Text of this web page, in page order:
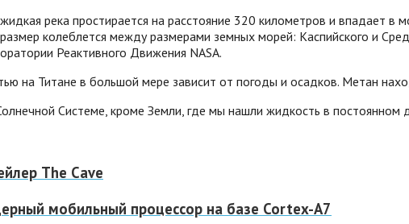
река простирается на расстояние 320 километров и впадает в
колеблется между размерами земных морей: Каспийского и
Реактивного Движения NASA.
на Титане в большой мере зависит от погоды и осадков. Метан
Системе, кроме Земли, где мы нашли жидкость в постоянном
The Cave
мобильный процессор на базе Cortex-A7